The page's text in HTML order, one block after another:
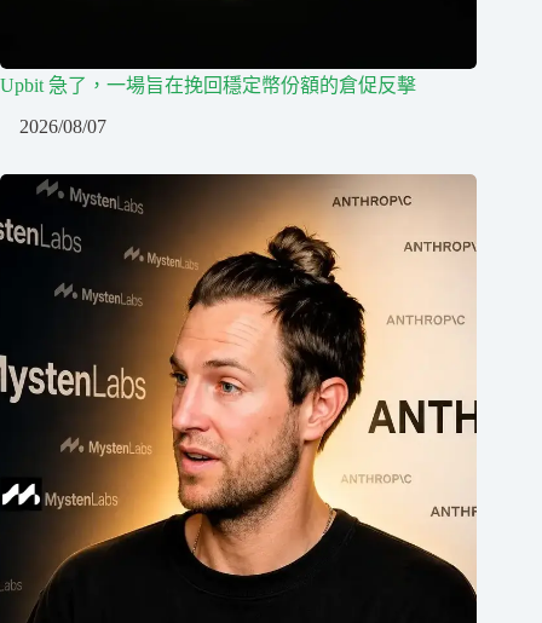
Upbit 急了，一場旨在挽回穩定幣份額的倉促反擊
2026/08/07